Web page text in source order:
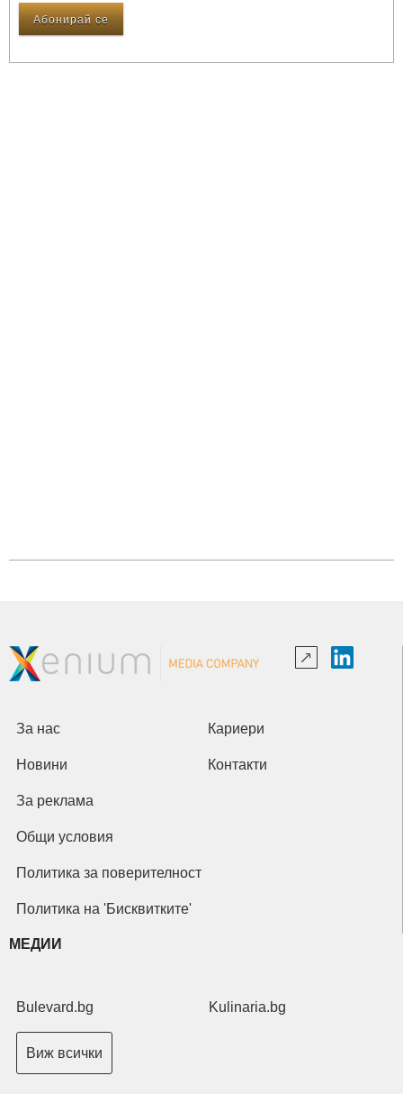
За нас Кариери
Новини Контакти
За реклама
Общи условия
Политика за поверителност
Политика на 'Бисквитките'
МЕДИИ
Bulevard.bg Kulinaria.bg
Виж всички